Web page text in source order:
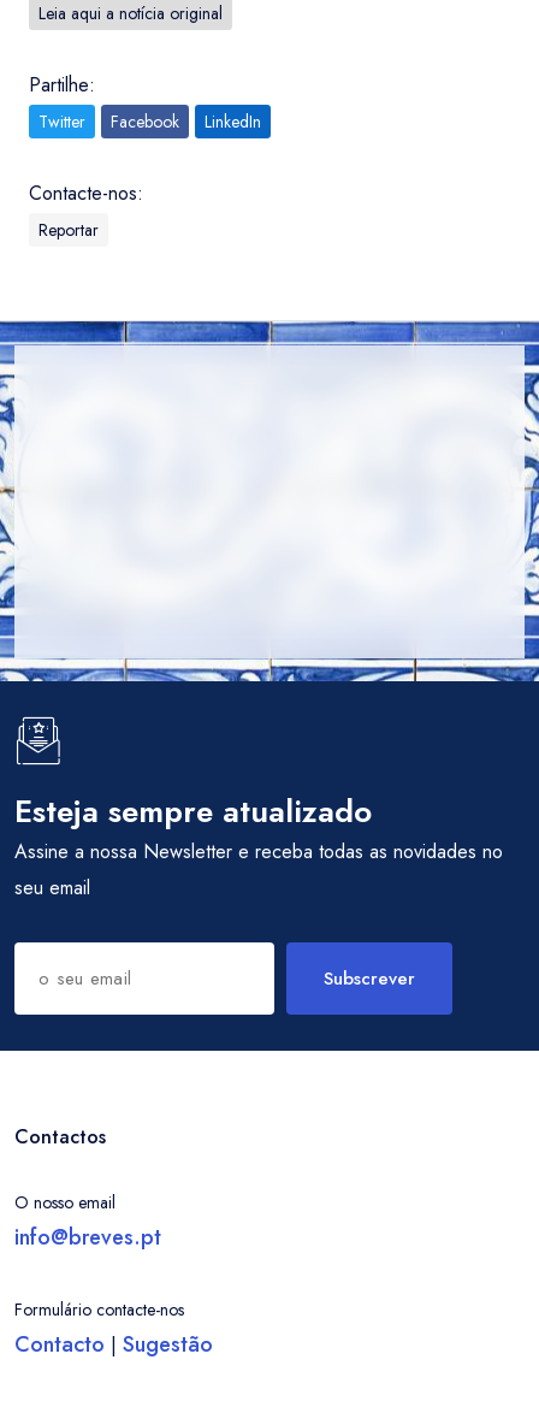
Leia aqui a notícia original
Partilhe:
Twitter Facebook LinkedIn
Contacte-nos:
Reportar
Esteja sempre atualizado
Assine a nossa Newsletter e receba todas as novidades no
seu email
Subscrever
Contactos
O nosso email
info@breves.pt
Formulário contacte-nos
Contacto | Sugestão